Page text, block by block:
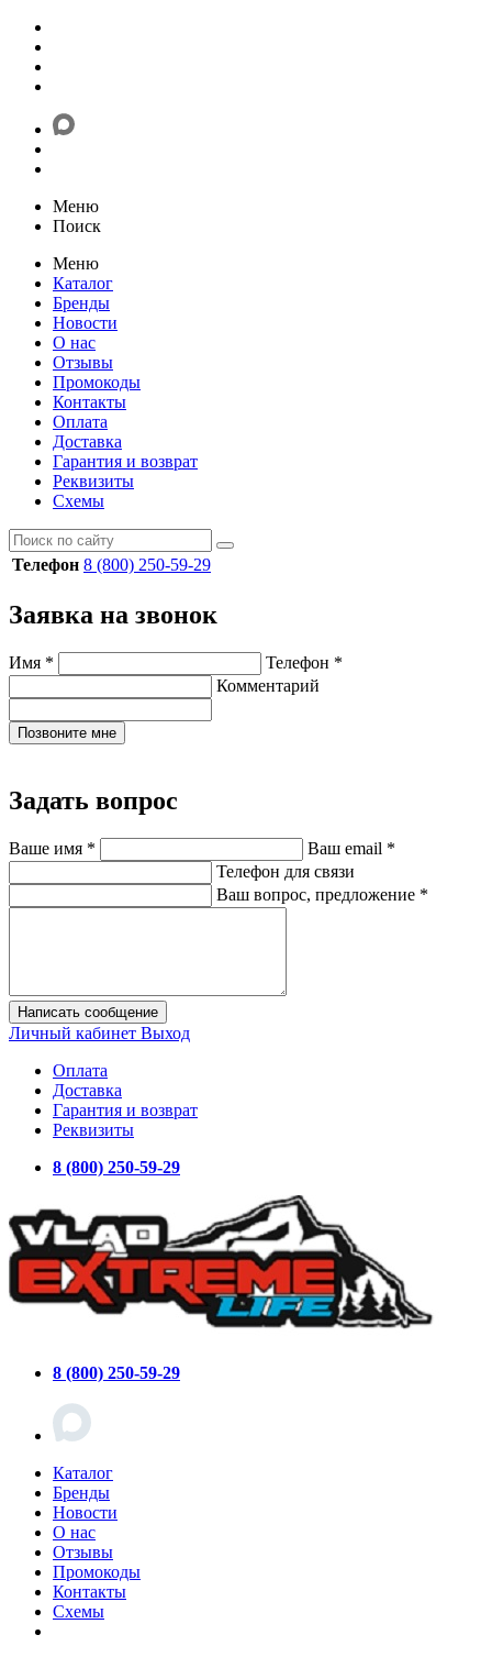
Меню
Поиск
Меню
Каталог
Бренды
Новости
О нас
Отзывы
Промокоды
Контакты
Оплата
Доставка
Гарантия и возврат
Реквизиты
Схемы
Телефон 8 (800) 250-59-29
Заявка на звонок
Имя * Телефон *
Комментарий
Позвоните мне
Задать вопрос
Ваше имя * Ваш email *
Телефон для связи
Ваш вопрос, предложение *
Написать сообщение
Личный кабинет Выход
Оплата
Доставка
Гарантия и возврат
Реквизиты
8 (800) 250-59-29
8 (800) 250-59-29
Каталог
Бренды
Новости
О нас
Отзывы
Промокоды
Контакты
Схемы